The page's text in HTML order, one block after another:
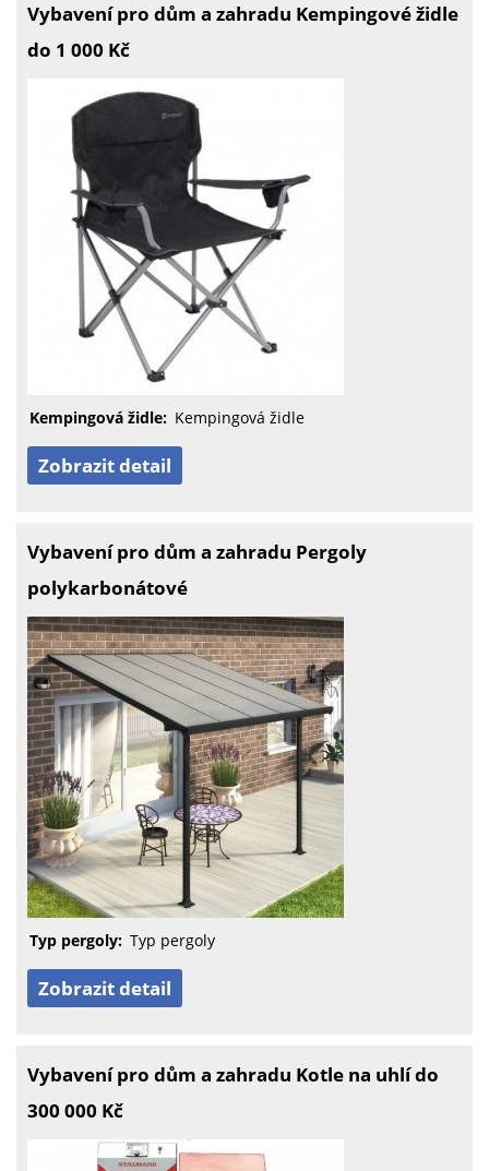
Vybavení pro dům a zahradu Kempingové židle
do 1 000 Kč
Kempingová židle: Kempingová židle
Zobrazit detail
Vybavení pro dům a zahradu Pergoly
polykarbonátové
Typ pergoly: Typ pergoly
Zobrazit detail
Vybavení pro dům a zahradu Kotle na uhlí do
300 000 Kč